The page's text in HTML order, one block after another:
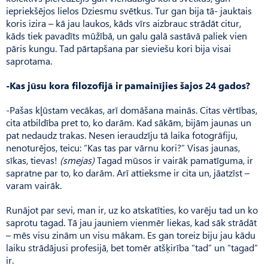
iepriekšējos lielos Dziesmu svētkus. Tur gan bija tā- jauktais
koris izira – kā jau laukos, kāds vīrs aizbrauc strādāt citur,
kāds tiek pavadīts mūžībā, un galu galā sastāvā paliek vien
pāris kungu. Tad pārtapšana par sieviešu kori bija visai
saprotama.
-Kas jūsu kora filozofijā ir pamainījies šajos 24 gados?
-Pašas kļūstam vecākas, arī domāšana mainās. Citas vērtības,
cita atbildība pret to, ko darām. Kad sākām, bijām jaunas un
pat nedaudz trakas. Nesen ieraudzīju tā laika fotogrāfiju,
nenoturējos, teicu: “Kas tas par vār­nu kori?” Visas jaunas,
sīkas, tievas! (smejas)Tagad mūsos ir vairāk pamatīguma, ir
sapratne par to, ko darām. Arī attieksme ir cita un, jāatzīst –
varam vairāk.
Runājot par sevi, man ir, uz ko atskatīties, ko varēju tad un ko
saprotu tagad. Tā jau jauniem vienmēr liekas, kad sāk strādāt
– mēs visu zinām un visu mākam. Es gan toreiz biju jau kādu
laiku strādājusi profesijā, bet tomēr atšķirība “tad” un “tagad”
ir.